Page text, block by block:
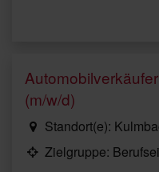
(m/w/d)
Standort(e):
Zielgruppe: